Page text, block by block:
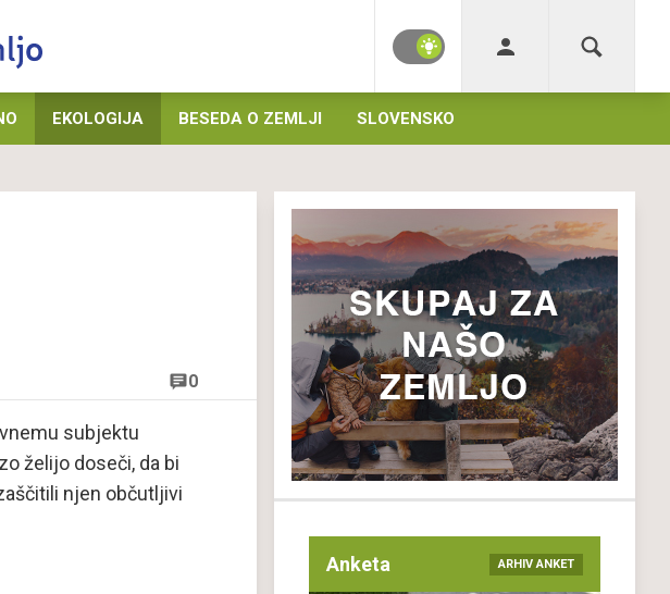
EKOLOGIJA BESEDA O ZEMLJI SLOVENSKO
0
subjektu
želijo doseči, da bi
njen občutljivi
Anketa ARHIV ANKET